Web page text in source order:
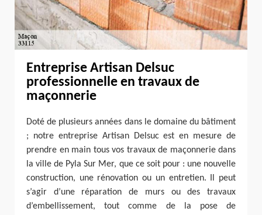
Entreprise Artisan Delsuc
professionnelle en travaux de
maçonnerie
Doté de plusieurs années dans le domaine du bâtiment
; notre entreprise Artisan Delsuc est en mesure de
prendre en main tous vos travaux de maçonnerie dans
la ville de Pyla Sur Mer, que ce soit pour : une nouvelle
construction, une rénovation ou un entretien. Il peut
s’agir d’une réparation de murs ou des travaux
d’embellissement, tout comme de la pose de